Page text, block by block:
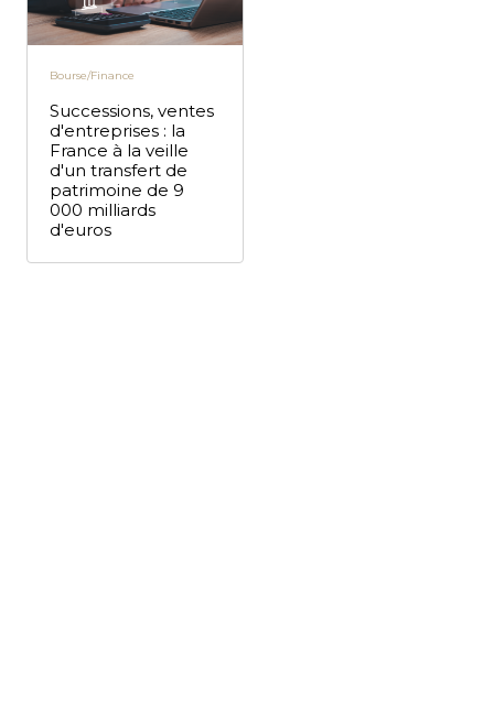
Bourse/Finance
Successions, ventes
d'entreprises : la
France à la veille
d'un transfert de
patrimoine de 9
000 milliards
d'euros